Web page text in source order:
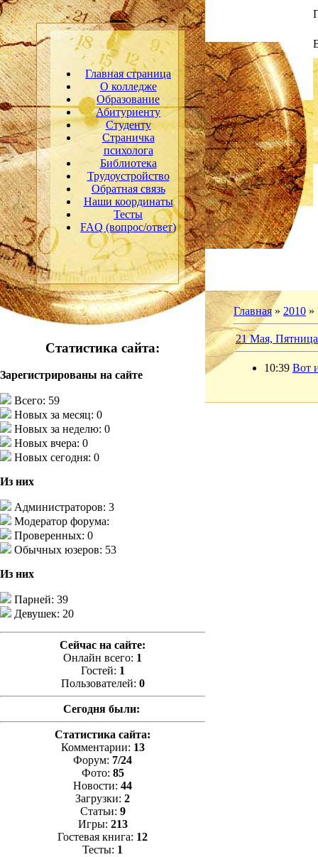
Главная страница
О колледже
Образование
Абитуриенту
Студенту
Страничка
психолога
Библиотека
Трудоустройство
Обратная связь
Наши координаты
Тесты
FAQ (вопрос/ответ)
Статистика сайта:
Зарегистрированы на сайте
Всего: 59
Новых за месяц: 0
Новых за неделю: 0
Новых вчера: 0
Новых сегодня: 0
Из них
Администраторов: 3
Модератор форума:
Проверенных: 0
Обычных юзеров: 53
Из них
Парней: 39
Девушек: 20
Сейчас на сайте:
Онлайн всего: 1
Гостей: 1
Пользователей: 0
Сегодня были:
Статистика сайта:
Комментарии: 13
Форум: 7/24
Фото: 85
Новости: 44
Загрузки: 2
Статьи: 9
Игры: 213
Гостевая книга: 12
Тесты: 1
Главная» 2010 »
21 Мая, Пятница
10:39 Вот